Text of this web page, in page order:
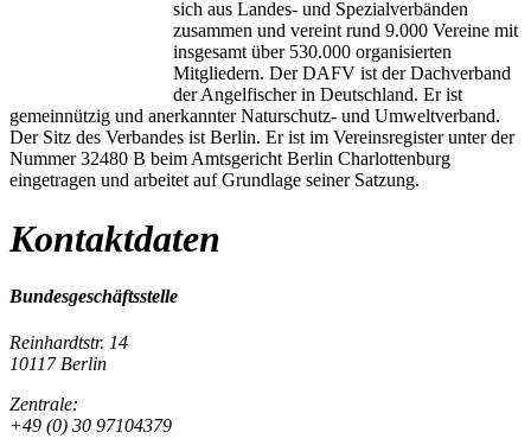
sich aus Landes- und Spezialverbänden
zusammen und vereint rund 9.000 Vereine mit
insgesamt über 530.000 organisierten
Mitgliedern. Der DAFV ist der Dachverband
der Angelfischer in Deutschland. Er ist
gemeinnützig und anerkannter Naturschutz- und Umweltverband.
Der Sitz des Verbandes ist Berlin. Er ist im Vereinsregister unter der
Nummer 32480 B beim Amtsgericht Berlin Charlottenburg
eingetragen und arbeitet auf Grundlage seiner Satzung.
Kontaktdaten
Bundesgeschäftsstelle
Reinhardtstr. 14
10117 Berlin
Zentrale:
+49 (0) 30 97104379